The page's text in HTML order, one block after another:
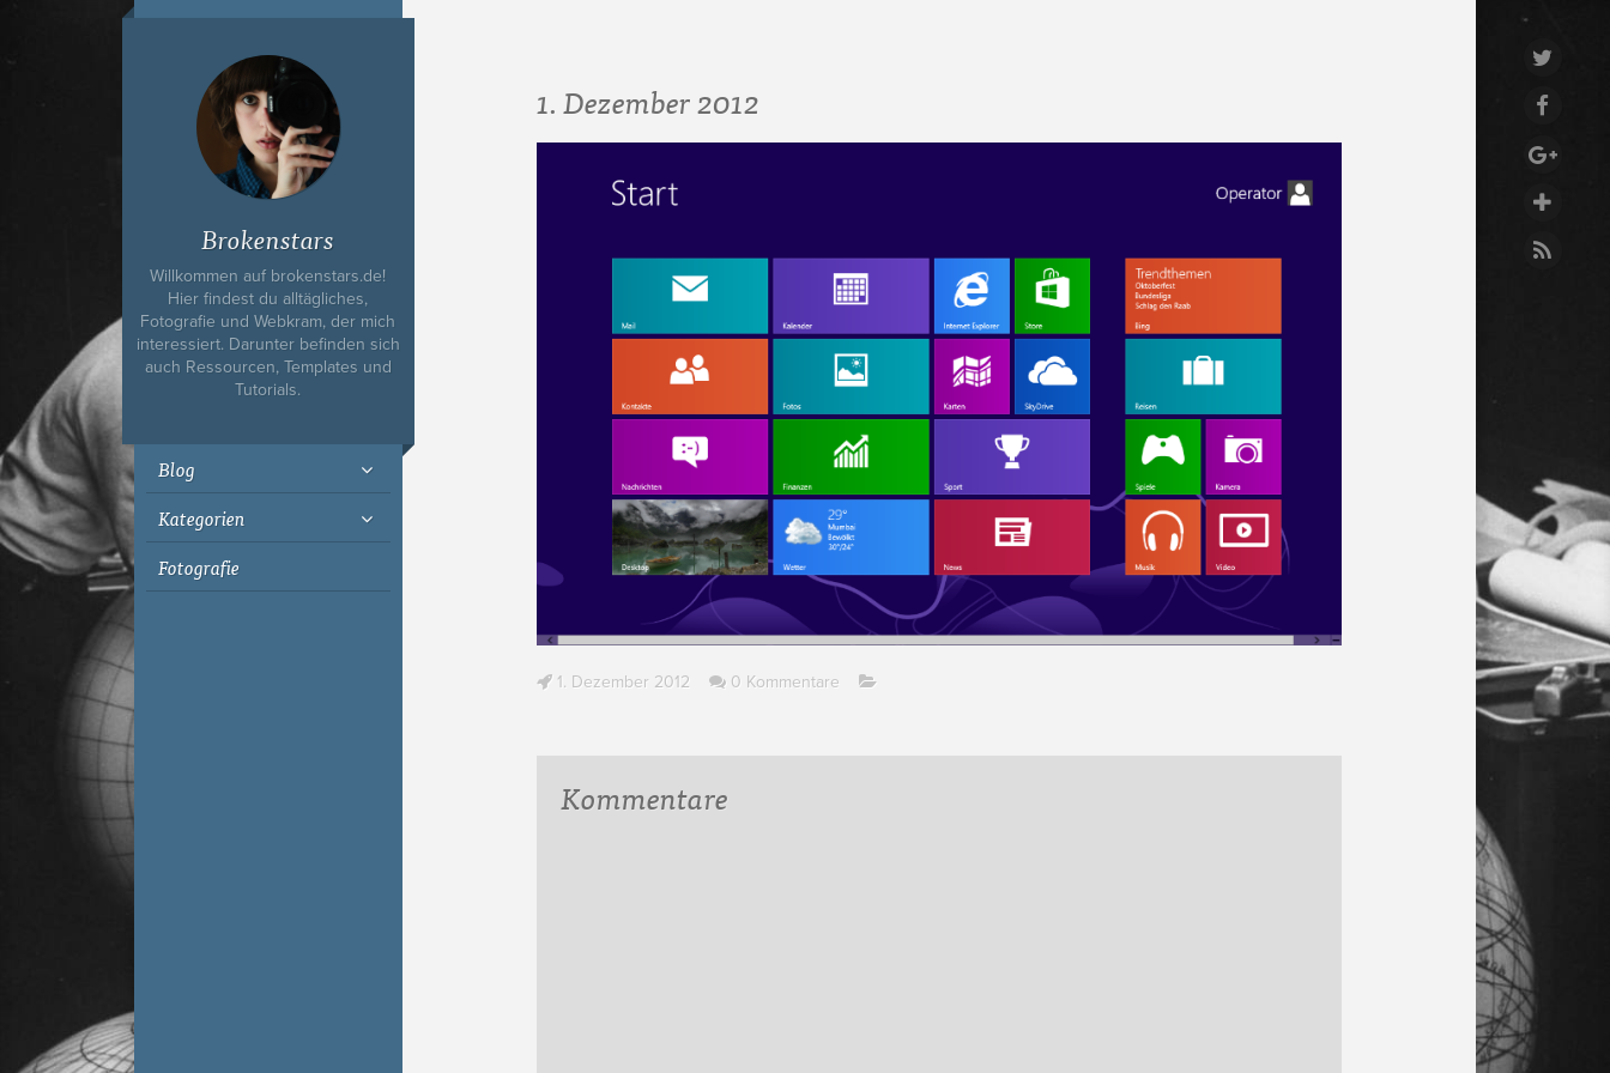
Ich bin Fyn,
23, und
wohne in
Köln
Brokenstars
Willkommen auf brokenstars.de!
Hier findest du alltägliches,
Fotografie und Webkram, der mich
interessiert. Darunter befinden sich
auch Ressourcen, Templates und
Tutorials.
Blog
Kategorien
Fotografie
1. Dezember 2012
1. Dezember 2012 0 Kommentare
Kommentare